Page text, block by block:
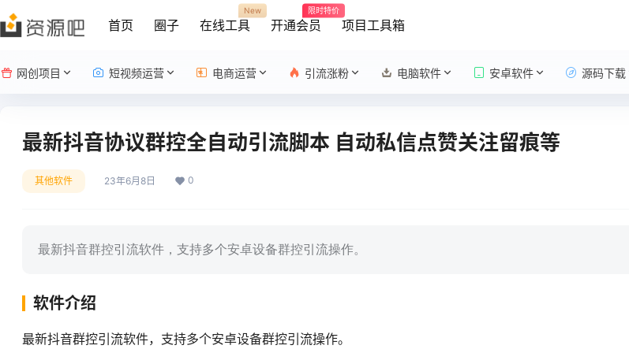
首页 圈子 在线工具
New
开通会员
限时特价
项目工具箱
网创项目 短视频运营 电商运营 引流涨粉 电脑软件 安卓软件 源码下载
最新抖音协议群控全自动引流脚本 自动私信点赞关注留痕等
其他软件 23年6月8日 0
最新抖音群控引流软件，支持多个安卓设备群控引流操作。
软件介绍
最新抖音群控引流软件，支持多个安卓设备群控引流操作。